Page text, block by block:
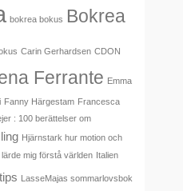
bokrea bokus Bokrea
Carin Gerhardsen CDON
Ferrante Emma
Fanny Härgestam Francesca
: 100 berättelser om
Hjärnstark hur motion och
lärde mig förstå världen Italien
LasseMajas sommarlovsbok